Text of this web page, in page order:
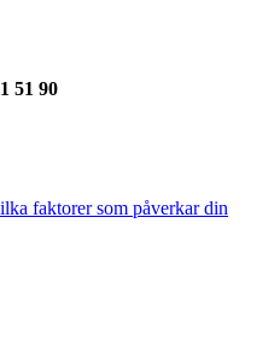
51 90
faktorer som påverkar din